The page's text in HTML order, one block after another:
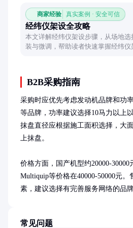
商家经验 真实案例 · 安全可信
经纬仪架设全攻略
本文详解经纬仪架设步骤，从场地
装与微调，帮助读者快速掌握经纬仪
B2B采购指南
采购时应优先考虑发动机品牌和功
等品牌，功率建议选择10马力以上
抹盘直径应根据施工面积选择，大
上抹盘。
价格方面，国产机型约20000-30000
Multiquip等价格在40000-50000元
素，建议选择有完善服务网络的品牌
常见问题